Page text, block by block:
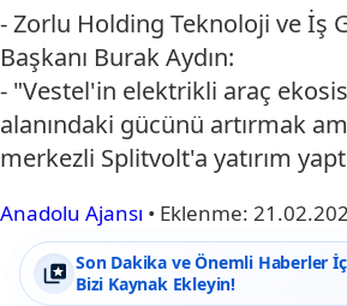
- Zorlu Holding Teknoloji ve İş
Başkanı Burak Aydın:
- "Vestel'in elektrikli araç
alanındaki gücünü artırmak
merkezli Splitvolt'a yatırım
Anadolu Ajansı • Eklenme:
Son Dakika ve Önemli Haberler
Bizi Kaynak Ekleyin!